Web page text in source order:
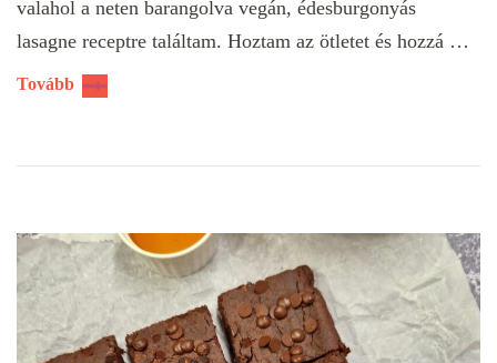
valahol a neten barangolva vegán, édesburgonyás
lasagne receptre találtam. Hoztam az ötletet és hozzá …
Tovább